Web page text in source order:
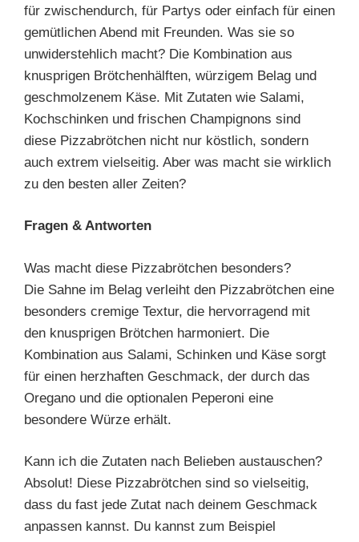
für zwischendurch, für Partys oder einfach für einen
gemütlichen Abend mit Freunden. Was sie so
unwiderstehlich macht? Die Kombination aus
knusprigen Brötchenhälften, würzigem Belag und
geschmolzenem Käse. Mit Zutaten wie Salami,
Kochschinken und frischen Champignons sind
diese Pizzabrötchen nicht nur köstlich, sondern
auch extrem vielseitig. Aber was macht sie wirklich
zu den besten aller Zeiten?
Fragen & Antworten
Was macht diese Pizzabrötchen besonders?
Die Sahne im Belag verleiht den Pizzabrötchen eine
besonders cremige Textur, die hervorragend mit
den knusprigen Brötchen harmoniert. Die
Kombination aus Salami, Schinken und Käse sorgt
für einen herzhaften Geschmack, der durch das
Oregano und die optionalen Peperoni eine
besondere Würze erhält.
Kann ich die Zutaten nach Belieben austauschen?
Absolut! Diese Pizzabrötchen sind so vielseitig,
dass du fast jede Zutat nach deinem Geschmack
anpassen kannst. Du kannst zum Beispiel